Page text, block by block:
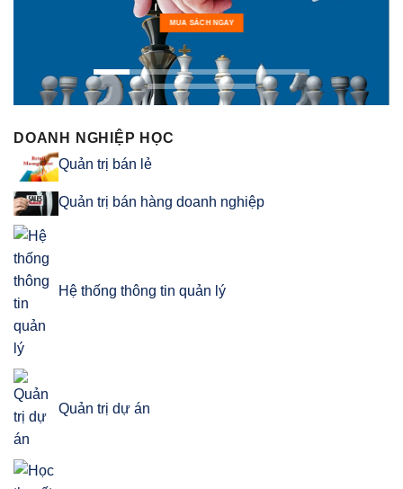
MUA SÁCH NGAY
DOANH NGHIỆP HỌC
Quản trị bán lẻ
Quản trị bán hàng doanh nghiệp
Hệ thống thông tin quản lý
Quản trị dự án